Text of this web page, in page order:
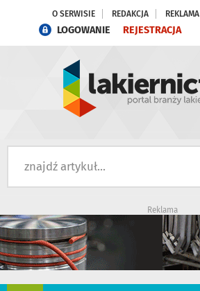
O SERWISIE REDAKCJA REKLAMA
LOGOWANIE REJESTRACJA
Reklama